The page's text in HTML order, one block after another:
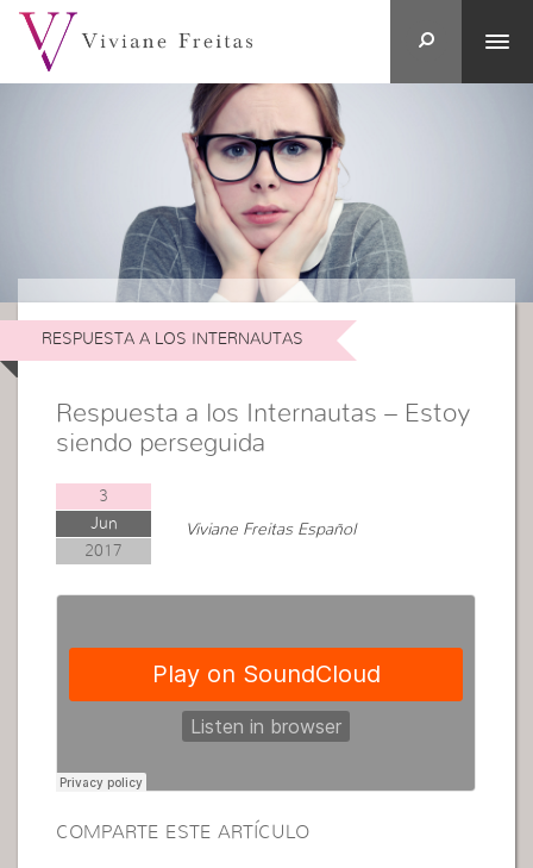
RESPUESTA A LOS INTERNAUTAS
Respuesta a los Internautas – Estoy
siendo perseguida
3
Jun
2017
Viviane Freitas Español
COMPARTE ESTE ARTÍCULO